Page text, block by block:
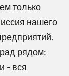
только
нашего
рядом:
- вся